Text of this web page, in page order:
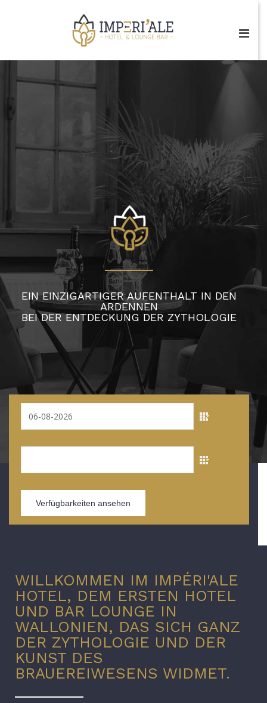
EIN EINZIGARTIGER AUFENTHALT IN DEN
ARDENNEN
BEI DER ENTDECKUNG DER ZYTHOLOGIE
WILLKOMMEN IM IMPÉRI'ALE
HOTEL, DEM ERSTEN HOTEL
UND BAR LOUNGE IN
WALLONIEN, DAS SICH GANZ
DER ZYTHOLOGIE UND DER
KUNST DES
BRAUEREIWESENS WIDMET.